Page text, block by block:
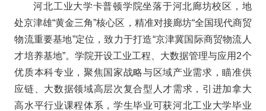
河北工业大学卡普顿学院坐落于河北廊坊校区，地
处京津雄“黄金三角”核心区，精准对接廊坊“全国现代商贸
物流重要基地”定位，致力于打造“京津冀国际商贸物流人
才培养基地”。学院开设工业工程、大数据管理与应用2个
优质本科专业，聚焦国家战略与区域产业需求，瞄准供
应链、大数据领域高层次复合型人才需求，引进加拿大
高水平行业课程体系，学生毕业可获河北工业大学毕业